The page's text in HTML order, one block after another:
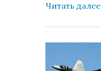
Читать далее